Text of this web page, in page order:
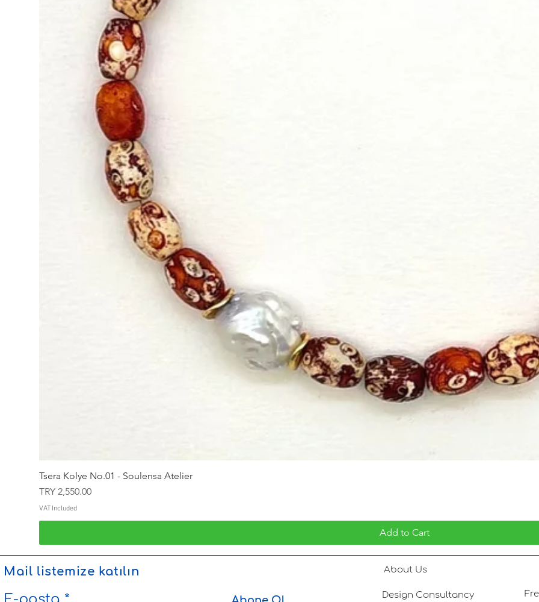
Tsera Kolye No.01 - Soulensa Atelier
Price
TRY 2,550.00
VAT Included
Add to Cart
Mail listemize katılın
Design Consultancy
About Us